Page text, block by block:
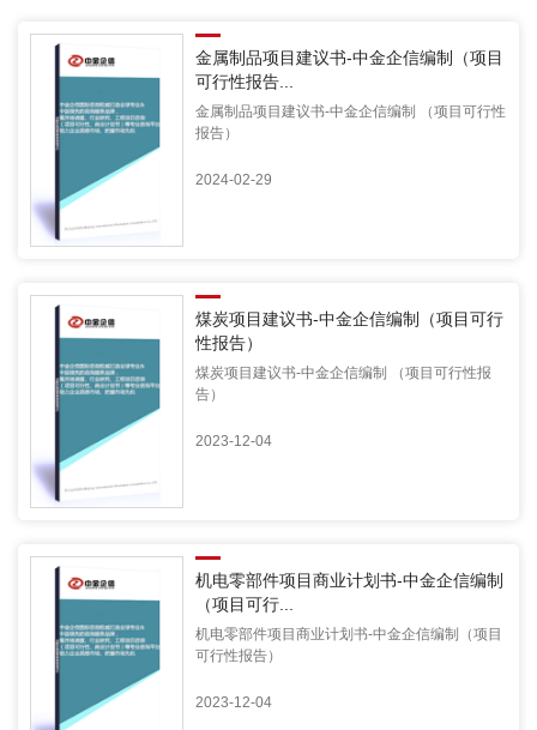
金属制品项目建议书-中金企信编制（项目
可行性报告...
金属制品项目建议书-中金企信编制 （项目可行性
报告）
2024-02-29
煤炭项目建议书-中金企信编制（项目可行
性报告）
煤炭项目建议书-中金企信编制 （项目可行性报
告）
2023-12-04
机电零部件项目商业计划书-中金企信编制
（项目可行...
机电零部件项目商业计划书-中金企信编制（项目
可行性报告）
2023-12-04